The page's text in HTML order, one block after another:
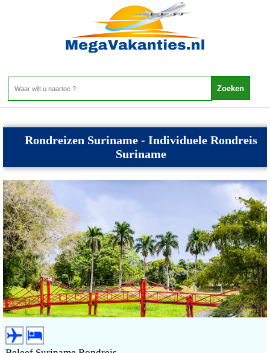
Home>Suriname
Rondreizen Suriname - Individuele Rondreis
Suriname